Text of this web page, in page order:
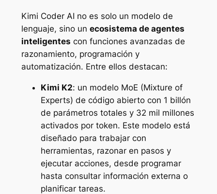
Kimi Coder AI no es solo un modelo de
lenguaje, sino un ecosistema de agentes
inteligentes con funciones avanzadas de
razonamiento, programación y
automatización. Entre ellos destacan:
Kimi K2: un modelo MoE (Mixture of
Experts) de código abierto con 1 billón
de parámetros totales y 32 mil millones
activados por token. Este modelo está
diseñado para trabajar con
herramientas, razonar en pasos y
ejecutar acciones, desde programar
hasta consultar información externa o
planificar tareas.